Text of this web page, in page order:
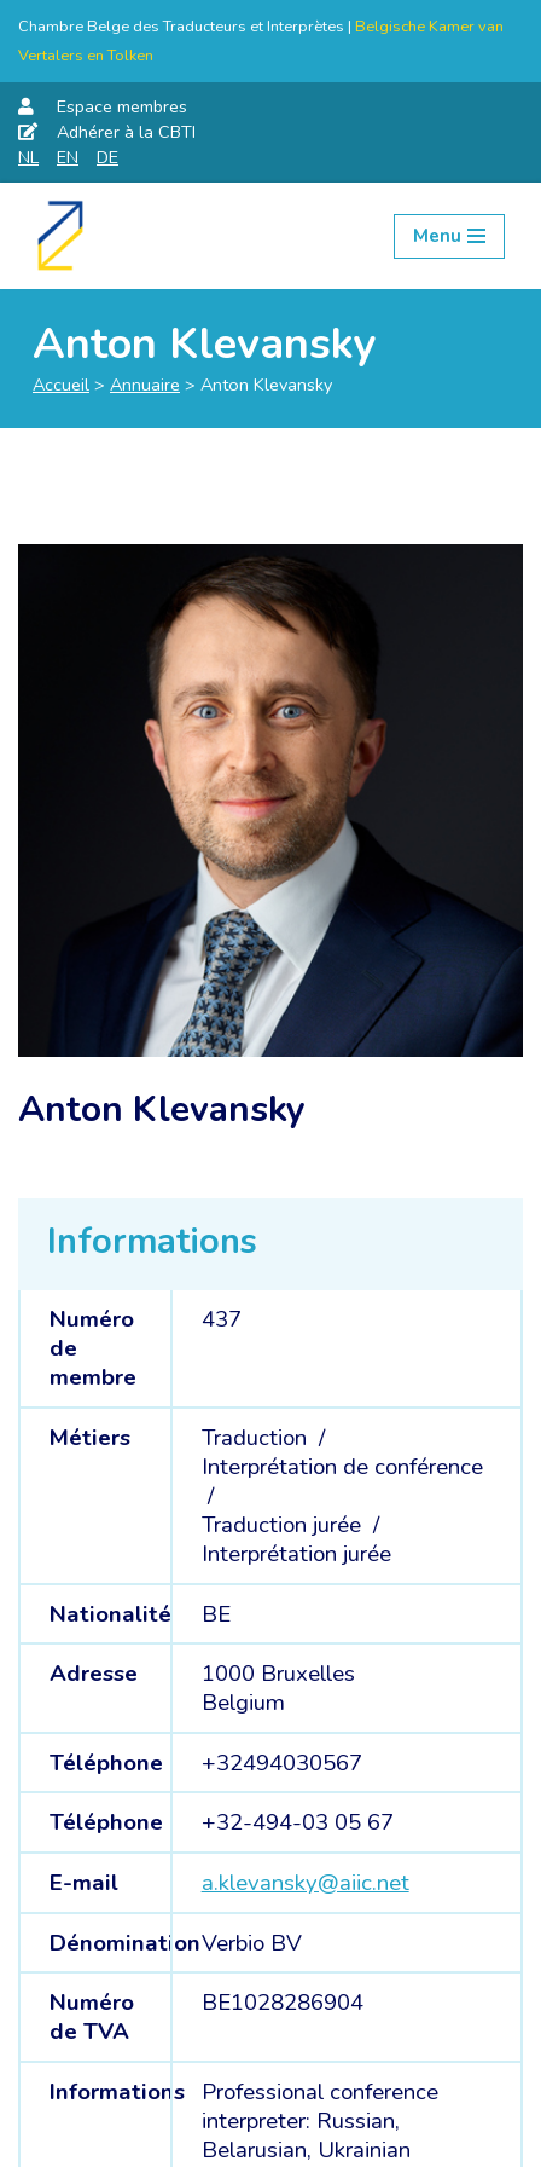
Chambre Belge des Traducteurs et Interprètes | Belgische Kamer van
Vertalers en Tolken
Espace membres
Adhérer à la CBTI
NL
EN DE
Aller
Menu
Anton Klevansky
Accueil > Annuaire > Anton Klevansky
Informations
Numéro
de
membre
437
Métiers
Traduction /
Interprétation de conférence
/
Traduction jurée /
Interprétation jurée
Nationalité
BE
Adresse
1000 Bruxelles
Belgium
Téléphone
+32494030567
Téléphone
+32-494-03 05 67
E-mail
a.klevansky@aiic.net
DénominationVerbio BV
Numéro
de TVA
BE1028286904
Informations
Professional conference
interpreter: Russian,
Belarusian, Ukrainian
Anton Klevansky